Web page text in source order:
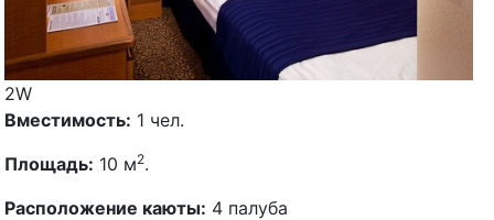
2W
Вместимость: 1 чел.
Площадь: 10 м2.
Расположение каюты: 4 палуба